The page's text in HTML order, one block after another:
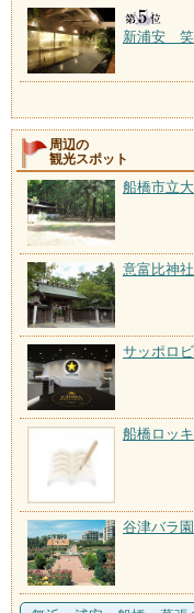
新浦安 笑
周辺の
観光スポット
船橋市立
意富比神
サッポロ
船橋ロッ
谷津バラ園